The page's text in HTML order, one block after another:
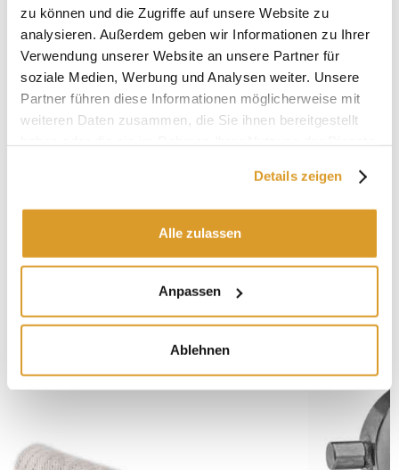
zu können und die Zugriffe auf unsere Website zu
analysieren. Außerdem geben wir Informationen zu Ihrer
Verwendung unserer Website an unsere Partner für
soziale Medien, Werbung und Analysen weiter. Unsere
Partner führen diese Informationen möglicherweise mit
weiteren Daten zusammen, die Sie ihnen bereitgestellt
Details zeigen
Alle zulassen
Anpassen
Ablehnen
IN VERBINDUNG STEHENDE PRODUKTE